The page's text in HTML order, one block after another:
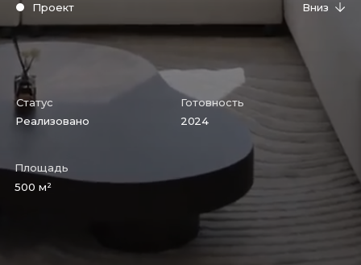
Проект
Статус Готовность
Площадь
Вниз
Реализовано 2024
500 м²